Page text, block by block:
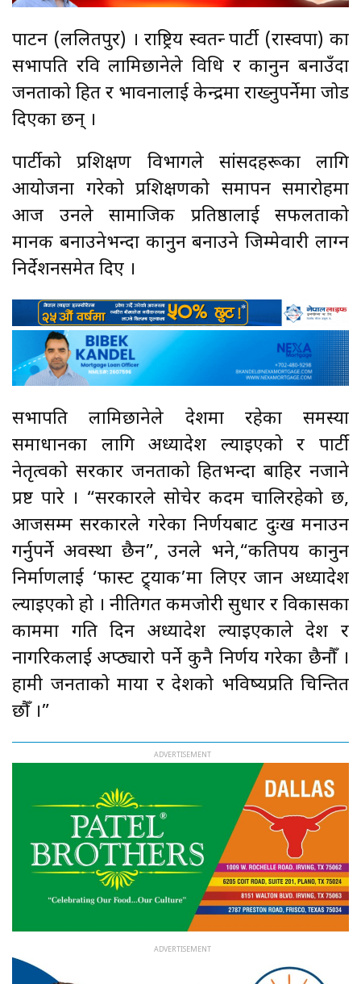
पाटन (ललितपुर) । राष्ट्रिय स्वतन्त्र पार्टी (रास्वपा) का
सभापति रवि लामिछानेले विधि र कानुन बनाउँदा
जनताको हित र भावनालाई केन्द्रमा राख्नुपर्नेमा जोड
दिएका छन् ।
पार्टीको प्रशिक्षण विभागले सांसदहरूका लागि
आयोजना गरेको प्रशिक्षणको समापन समारोहमा
आज उनले सामाजिक प्रतिष्ठालाई सफलताको
मानक बनाउनेभन्दा कानुन बनाउने जिम्मेवारी लाग्न
निर्देशनसमेत दिए ।
सभापति लामिछानेले देशमा रहेका समस्या
समाधानका लागि अध्यादेश ल्याइएको र पार्टी
नेतृत्वको सरकार जनताको हितभन्दा बाहिर नजाने
प्रष्ट पारे । “सरकारले सोचेर कदम चालिरहेको छ,
आजसम्म सरकारले गरेका निर्णयबाट दुःख मनाउन
गर्नुपर्ने अवस्था छैन”, उनले भने,“कतिपय कानुन
निर्माणलाई ‘फास्ट ट्र्याक’मा लिएर जान अध्यादेश
ल्याइएको हो । नीतिगत कमजोरी सुधार र विकासका
काममा गति दिन अध्यादेश ल्याइएकाले देश र
नागरिकलाई अप्ठ्यारो पर्ने कुनै निर्णय गरेका छैनौँ ।
हामी जनताको माया र देशको भविष्यप्रति चिन्तित
छौँ ।”